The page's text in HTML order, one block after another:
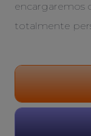
encargaremos
totalmente